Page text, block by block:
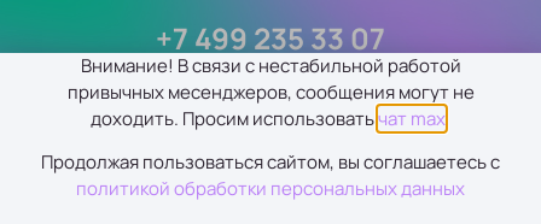
+7 499 235 33 07
®ООО «Клиника лечения угрей и реабилитации кожи»
2003 — 2026 |Политика обработки персональных данных
Внимание! В связи с нестабильной работой
привычных месенджеров, сообщения могут не
доходить. Просим использоватьчат max
Продолжая пользоваться сайтом, вы соглашаетесь с
политикой обработки персональных данных